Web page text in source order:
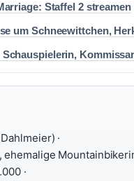
Staffel 2 streamen
um Schneewittchen,
·
·